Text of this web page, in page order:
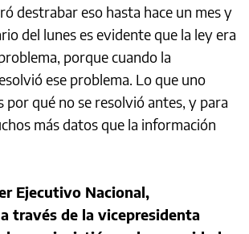
destrabar eso hasta hace un mes y
del lunes es evidente que la ley era
porque cuando la
ese problema. Lo que uno
por qué no se resolvió antes, y para
más datos que la información
Ejecutivo Nacional,
través de la vicepresidenta